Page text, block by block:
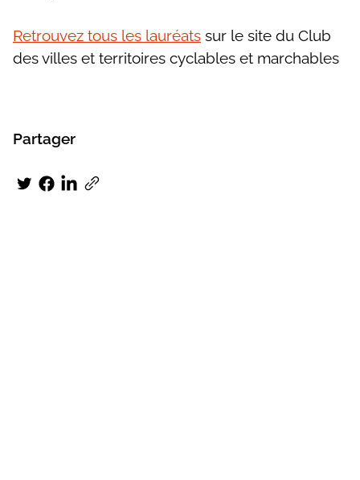
Retrouvez tous les lauréats sur le site du Club
des villes et territoires cyclables et marchables
Partager